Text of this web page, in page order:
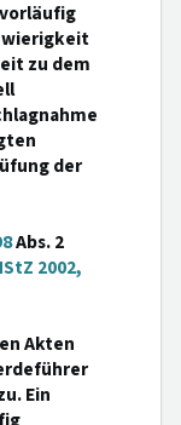
zu dem
der
Abs. 2
2002,
Akten
Ein